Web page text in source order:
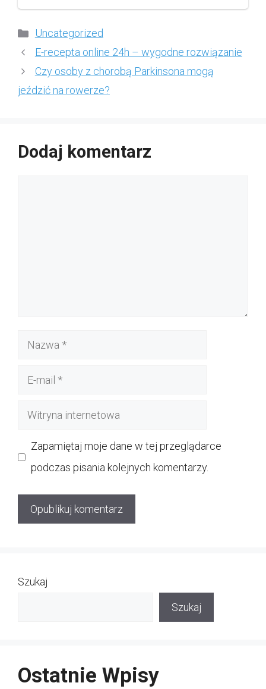
Kategorie
Uncategorized
E-recepta online 24h – wygodne rozwiązanie
Czy osoby z chorobą Parkinsona mogą
jeździć na rowerze?
Dodaj komentarz
Nazwa
Witryna
Zapamiętaj moje dane w tej przeglądarce
podczas pisania kolejnych komentarzy.
Szukaj
Szukaj
Ostatnie Wpisy